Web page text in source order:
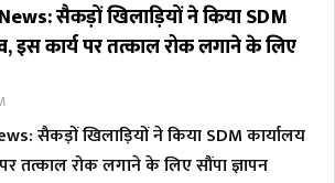
सैकड़ों खिलाड़ियों ने किया SDM
इस कार्य पर तत्काल रोक लगाने के लिए
सैकड़ों खिलाड़ियों ने किया SDM कार्यालय
तत्काल रोक लगाने के लिए सौंपा ज्ञापन